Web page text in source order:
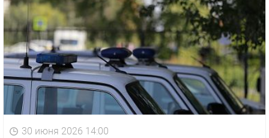
30 июня 2026 14:00